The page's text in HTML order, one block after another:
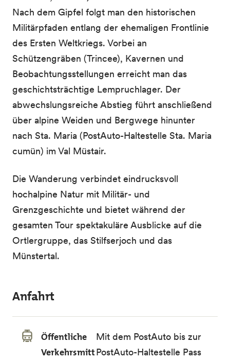
Nach dem Gipfel folgt man den historischen
Militärpfaden entlang der ehemaligen Frontlinie
des Ersten Weltkriegs. Vorbei an
Schützengräben (Trincee), Kavernen und
Beobachtungsstellungen erreicht man das
geschichtsträchtige Lempruchlager. Der
abwechslungsreiche Abstieg führt anschließend
über alpine Weiden und Bergwege hinunter
nach Sta. Maria (PostAuto-Haltestelle Sta. Maria
cumün) im Val Müstair.
Die Wanderung verbindet eindrucksvoll
hochalpine Natur mit Militär- und
Grenzgeschichte und bietet während der
gesamten Tour spektakuläre Ausblicke auf die
Ortlergruppe, das Stilfserjoch und das
Münstertal.
Anfahrt
Öffentliche
Verkehrsmitt
Mit dem PostAuto bis zur
PostAuto-Haltestelle Pass